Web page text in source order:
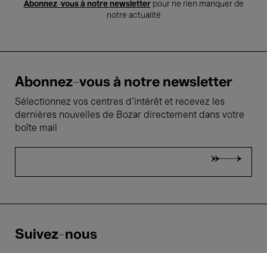
Abonnez-vous à notre newsletterpour ne rien manquer de
notre actualité
Abonnez-vous à notre newsletter
Sélectionnez vos centres d'intérêt et recevez les
dernières nouvelles de Bozar directement dans votre
boîte mail
Suivez-nous